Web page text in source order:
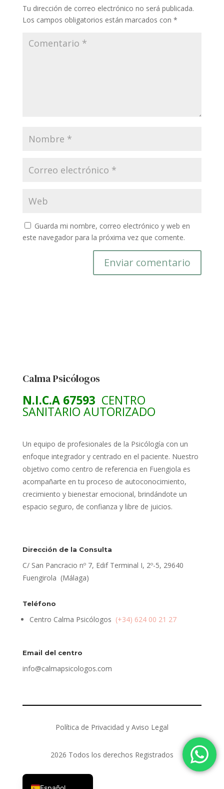
Tu dirección de correo electrónico no será publicada.
Los campos obligatorios están marcados con *
Guarda mi nombre, correo electrónico y web en
este navegador para la próxima vez que comente.
Calma Psicólogos
N.I.C.A 67593 CENTRO
SANITARIO AUTORIZADO
Un equipo de profesionales de la Psicólogía con un
enfoque integrador y centrado en el paciente. Nuestro
objetivo como centro de referencia en Fuengiola es
acompañarte en tu proceso de autoconocimiento,
crecimiento y bienestar emocional, brindándote un
espacio seguro, de confianza y libre de juicios.
Dirección de la Consulta
C/ San Pancracio nº 7, Edif Terminal I, 2º-5, 29640
Fuengirola (Málaga)
Teléfono
Centro Calma Psicólogos (+34) 624 00 21 27
Email del centro
info@calmapsicologos.com
Política de Privacidad y Aviso Legal
2026 Todos los derechos Registrados